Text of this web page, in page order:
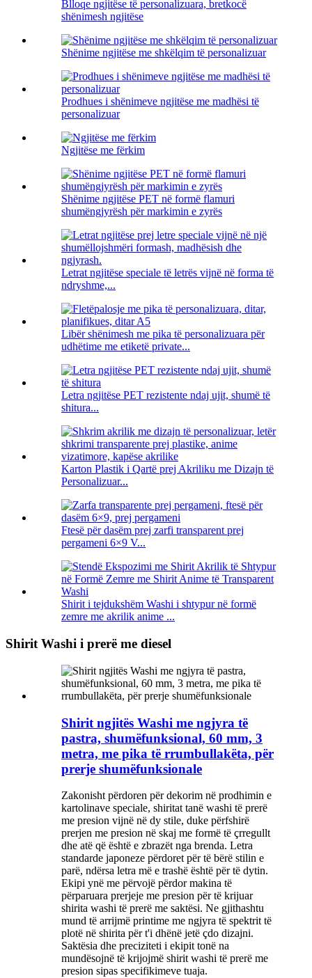
Blloqe ngjitëse të personalizuara, bretkocë
shënimesh ngjitëse
Shënime ngjitëse me shkëlqim të personalizuar
Prodhues i shënimeve ngjitëse me madhësi të
personalizuar
Ngjitëse me fërkim
Shënime ngjitëse PET në formë flamuri
shumëngjyrësh për markimin e zyrës
Letrat ngjitëse speciale të letrës vijnë në forma të
ndryshme,...
Libër shënimesh me pika të personalizuara për
udhëtime me etiketë private...
Letra ngjitëse PET rezistente ndaj ujit, shumë të
shitura...
Karton Plastik i Qartë prej Akriliku me Dizajn të
Personalizuar...
Ftesë për dasëm prej zarfi transparent prej
pergameni 6×9 V...
Shirit i tejdukshëm Washi i shtypur në formë
zemre me akrilik anime ...
Shirit Washi i prerë me diesel
Shirit ngjitës Washi me ngjyra të
pastra, shumëfunksional, 60 mm, 3
metra, me pika të rrumbullakëta, për
prerje shumëfunksionale
Zakonisht përdoren për dekorim në prodhimin e
kartolinave speciale, shiritat tanë washi të prerë
me presion vijnë në dy stile, duke përfshirë
prerjen me presion në skaj me formë të çrregullt
dhe atë që është e zbrazët nga brenda. Letra
standarde japoneze përdoret për të bërë stilin e
parë, ndërsa letra më e trashë është për të dytin.
Ekipi ynë me përvojë përdor makina të
përparuara prerjeje me presion për të krijuar
shirita washi të prerë me saktësi. Ne gjithashtu
mund të arrijmë printime me ngjyra të spektrit të
plotë në shirita për t'i dhënë jetë çdo dizajni.
Saktësia dhe preciziteti i ekipit tonë na
mundësojnë të krijojmë shirit washi të prerë me
presion sipas specifikimeve tuaja.